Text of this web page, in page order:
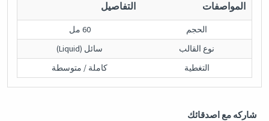
المواصفات التفاصيل
الحجم
60 مل
نوع القالب
سائل (Liquid)
التغطية
كاملة / متوسطة
شاركه مع اصدقائك